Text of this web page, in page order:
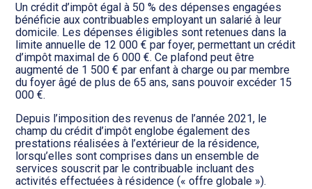
Un crédit d’impôt égal à 50 % des dépenses engagées
bénéficie aux contribuables employant un salarié à leur
domicile. Les dépenses éligibles sont retenues dans la
limite annuelle de 12 000 € par foyer, permettant un crédit
d’impôt maximal de 6 000 €. Ce plafond peut être
augmenté de 1 500 € par enfant à charge ou par membre
du foyer âgé de plus de 65 ans, sans pouvoir excéder 15
000 €.
Depuis l’imposition des revenus de l’année 2021, le
champ du crédit d’impôt englobe également des
prestations réalisées à l’extérieur de la résidence,
lorsqu’elles sont comprises dans un ensemble de
services souscrit par le contribuable incluant des
activités effectuées à résidence (« offre globale »).